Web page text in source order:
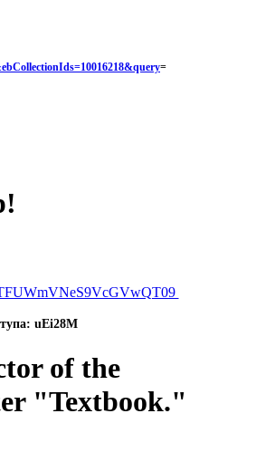
=
uEi28M
of the
"Textbook."